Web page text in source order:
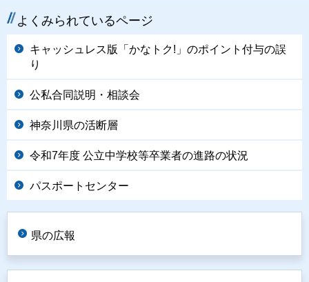
よくみられているページ
キャッシュレス版「かなトク!」のポイント付与の誤
り
公私合同説明・相談会
神奈川県の活断層
令和7年度 公立中学校等卒業者の進路の状況
パスポートセンター
県の広報